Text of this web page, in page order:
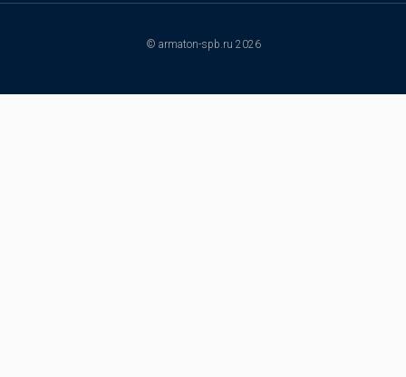
© armaton-spb.ru 2026